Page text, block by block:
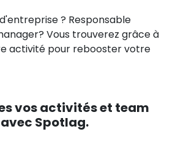
? Responsable
Vous trouverez grâce à
activité pour rebooster votre
vos activités et team
Spotlag.